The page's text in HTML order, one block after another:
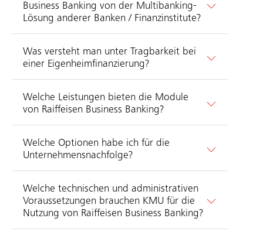
Business Banking von der Multibanking-
Lösung anderer Banken / Finanzinstitute?
Was versteht man unter Tragbarkeit bei
einer Eigenheimfinanzierung?
Welche Leistungen bieten die Module
von Raiffeisen Business Banking?
Welche Optionen habe ich für die
Unternehmensnachfolge?
Welche technischen und administrativen
Voraussetzungen brauchen KMU für die
Nutzung von Raiffeisen Business Banking?